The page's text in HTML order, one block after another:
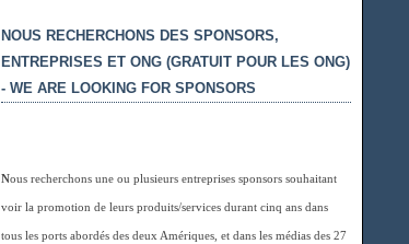
NOUS RECHERCHONS DES SPONSORS,
ENTREPRISES ET ONG (GRATUIT POUR LES ONG)
- WE ARE LOOKING FOR SPONSORS
Nous recherchons une ou plusieurs entreprises sponsors souhaitant
voir la promotion de leurs produits/services durant cinq ans dans
tous les ports abordés des deux Amériques, et dans les médias des 27